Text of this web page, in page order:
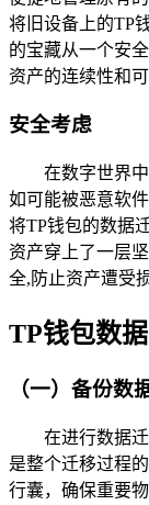
将旧设备上的TP
的宝藏从一个安
资产的连续性和可
安全考虑
在数字世界
如可能被恶意软
将TP钱包的数据
资产穿上了一层
全,防止资产遭受
TP钱包数
（一）备份数
在进行数据
是整个迁移过程
行囊，确保重要